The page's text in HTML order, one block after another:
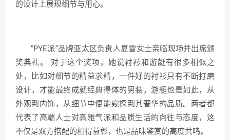
的设计上展现细节与用心。
“PYE派”品牌亚太区负责人夏雪女士亲临现场并出席颁
奖典礼。 对于这个奖项，她说衬衫和游艇有很多相似之
处，比如对细节的精益求精，一件好的衬衫只有不断打磨
设计，才能最终成就经典得体的男装，游艇也是如此，从
外观到内饰，从细节中便能窥探到其奢华的品质。两者都
代表了高端人士对高雅气派和品质生活的向往与态度，这
不仅是双方搭配的相得益彰，也是品味鉴赏的高度共鸣。